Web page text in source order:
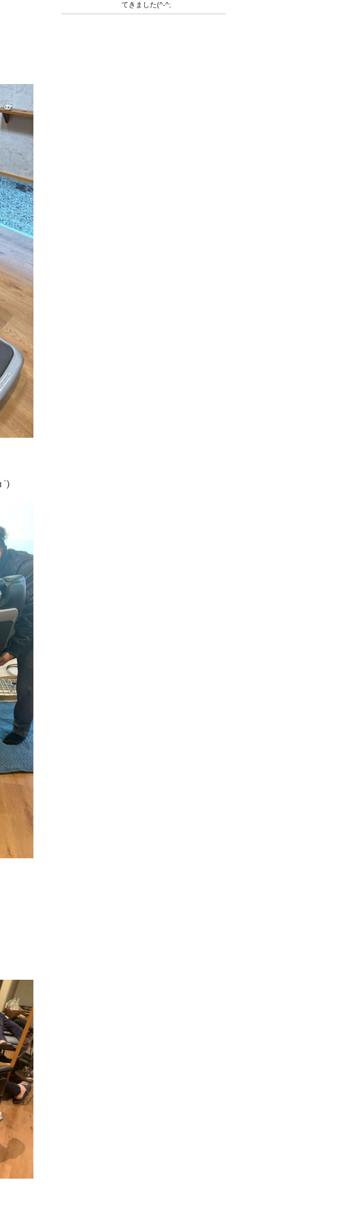
てきました(^-^;